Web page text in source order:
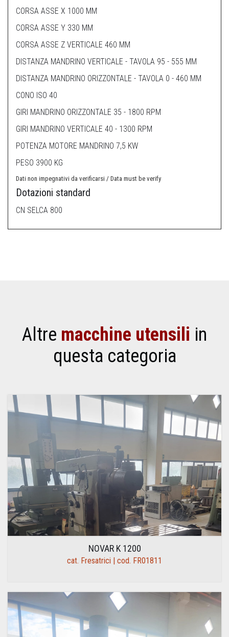
CORSA ASSE X 1000 MM
CORSA ASSE Y 330 MM
CORSA ASSE Z VERTICALE 460 MM
DISTANZA MANDRINO VERTICALE - TAVOLA 95 - 555 MM
DISTANZA MANDRINO ORIZZONTALE - TAVOLA 0 - 460 MM
CONO ISO 40
GIRI MANDRINO ORIZZONTALE 35 - 1800 RPM
GIRI MANDRINO VERTICALE 40 - 1300 RPM
POTENZA MOTORE MANDRINO 7,5 KW
PESO 3900 KG
Dati non impegnativi da verificarsi / Data must be verify
Dotazioni standard
CN SELCA 800
Altre macchine utensili in
questa categoria
NOVAR K 1200
cat. Fresatrici | cod. FR01811